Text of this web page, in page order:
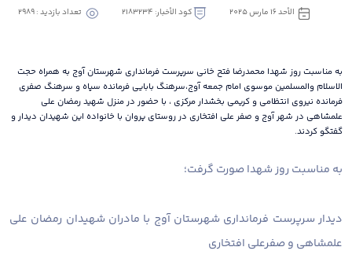
الأحد ١٦ مارس ٢٠٢٥ كود الأخبار: 2183234 تعداد بازدید : 2989
به مناسبت روز شهدا محمدرضا فتح خانی سرپرست فرمانداری شهرستان آوج به همراه حجت
الاسلام والمسلمین موسوی امام جمعه آوج،سرهنگ بابایی فرمانده سپاه و سرهنگ صفری
فرمانده نیروی انتظامی و کریمی بخشدار مرکزی ، با حضور در منزل شهید رمضان علی
علمشاهی در شهر آوج و صفر علی افتخاری در روستای پروان با خانواده این شهیدان دیدار و
گفتگو کردند.
به مناسبت روز شهدا صورت گرفت؛
دیدار سرپرست فرمانداری شهرستان آوج با مادران شهیدان رمضان علی
علمشاهی و صفرعلی افتخاری